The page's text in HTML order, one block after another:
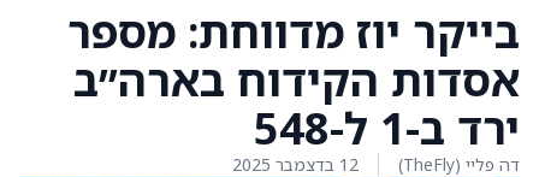
בייקר יוז מדווחת: מספר
אסדות הקידוח בארה״ב
ירד ב-1 ל-548
דה פליי (TheFly) 12 בדצמבר 2025